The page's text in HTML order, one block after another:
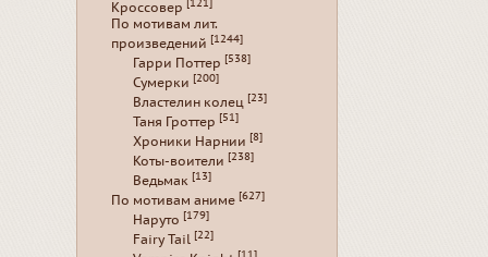
Кроссовер [121]
По мотивам лит.
произведений [1244]
Гарри Поттер [538]
Сумерки [200]
Властелин колец [23]
Таня Гроттер [51]
Хроники Нарнии [8]
Коты-воители [238]
Ведьмак [13]
По мотивам аниме [627]
Наруто [179]
Fairy Tail [22]